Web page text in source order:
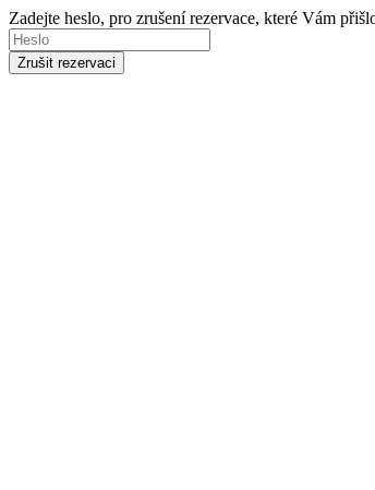
Zadejte heslo, pro zrušení rezervace, které Vám
Zrušit rezervaci